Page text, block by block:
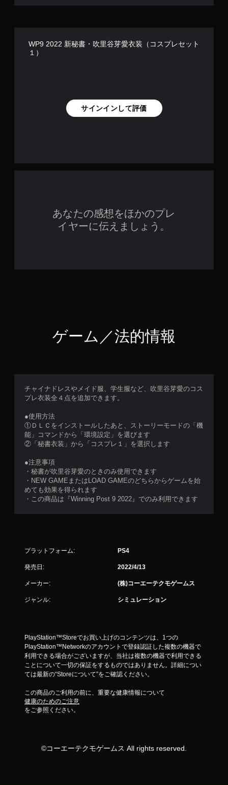
WP9 2022 新秘書・吹里谷芽愛衣装（コスプレセット
１）
サインインして評価
あなたの感想をほかのプレ
イヤーに伝えましょう。
ゲーム／法的情報
チャイナドレスやメイド服、学生服など、吹里谷芽愛のコス
プレ衣装全４点を追加できます。
●使用方法
①ＤＬＣをインストールしたあと、ストーリーモードの「機
能」コマンドから「環境設定」を選びます
②「秘書衣装」から「コスプレ１」を選択します
●注意事項
・秘書が吹里谷芽愛のときのみ使用できます
・NEW GAMEまたはLOAD GAMEのどちらからゲームを始
めても効果を得られます
・この商品は『Winning Post 9 2022』でのみ利用できます
プラットフォーム: PS4
発売日: 2022/4/13
メーカー: (株)コーエーテクモゲームス
ジャンル: シミュレーション
PlayStation™Storeでお買い上げのコンテンツは、1つの
PlayStation™Networkのアカウントで登録認証した複数の機器で
利用できる場合がございますが、当社は複数の機器で利用できる
ことについて一切の保証をするものではありません。詳細につい
ては最新の“Storeについて”をご確認ください。
この商品のご利用の前に、重要な健康情報について
健康のためのご注意
をご参照ください。
©コーエーテクモゲームス All rights reserved.